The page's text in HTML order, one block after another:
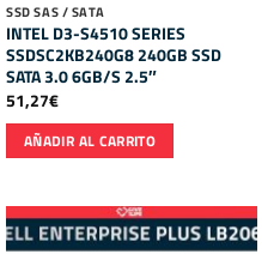
SSD SAS / SATA
INTEL D3-S4510 SERIES
SSDSC2KB240G8 240GB SSD
SATA 3.0 6GB/S 2.5″
51,27€
AÑADIR AL CARRITO